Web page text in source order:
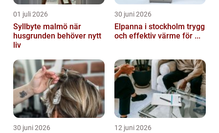
01 juli 2026
Syllbyte malmö när
husgrunden behöver nytt
liv
30 juni 2026
Elpanna i stockholm trygg
och effektiv värme för ...
30 juni 2026 12 juni 2026